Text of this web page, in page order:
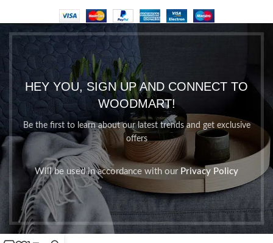
HEY YOU, SIGN UP AND CONNECT TO
WOODMART!
Be the first to learn about our latest trends and get exclusive
offers
Will be used in accordance with our Privacy Policy